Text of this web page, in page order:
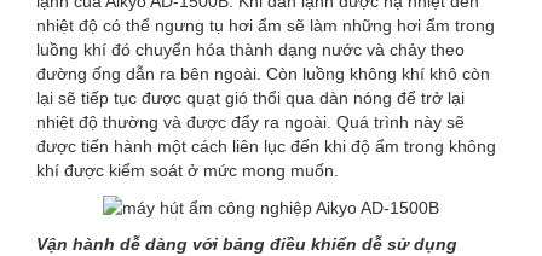
nhiệt độ có thể ngưng tụ hơi ẩm sẽ làm những hơi ẩm trong
luồng khí đó chuyển hóa thành dạng nước và chảy theo
đường ống dẫn ra bên ngoài. Còn luồng không khí khô còn
lại sẽ tiếp tục được quạt gió thổi qua dàn nóng để trở lại
nhiệt độ thường và được đẩy ra ngoài. Quá trình này sẽ
được tiến hành một cách liên lục đến khi độ ẩm trong không
khí được kiểm soát ở mức mong muốn.
Vận hành dễ dàng với bảng điều khiển dễ sử dụng